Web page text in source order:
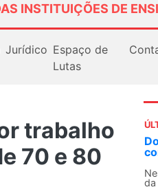
INSTITUIÇÕES DE
Jurídico Espaço de
Lutas
trabalho
70 e 80
Docentes
contra as
Nessa
da educação